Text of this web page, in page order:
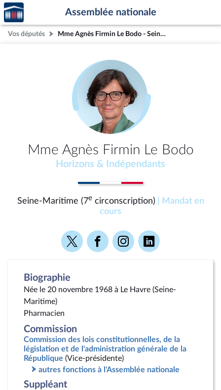
Aller au contenu
Aller en bas de la page
Accèder
à la
page
d'accueil
Assemblée nationale
Vos députés Mme Agnès Firmin Le Bodo - Seine-Maritime (7e circonscription)
Mme Agnès Firmin Le Bodo
Horizons & Indépendants
Seine-Maritime (7ecirconscription)
| Mandat en
cours
Voir
la
Voir
la
Voir
la
Voir
la
Biographie
Née le 20 novembre 1968 à Le Havre (Seine-
Maritime)
Pharmacien
Commission
Commission des lois constitutionnelles, de la
législation et de l'administration générale de la
République (Vice-présidente)
autres fonctions à l'Assemblée nationale
Suppléant